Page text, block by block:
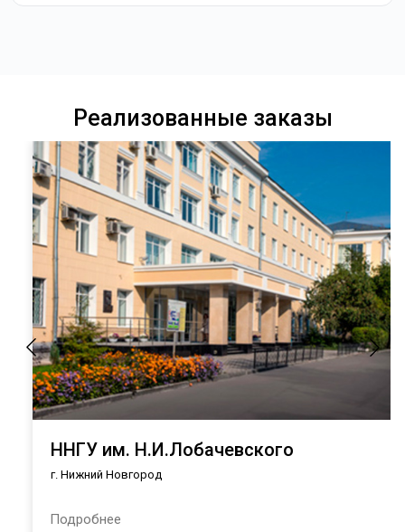
Реализованные заказы
ННГУ им. Н.И.Лобачевского
г. Нижний Новгород
Подробнее